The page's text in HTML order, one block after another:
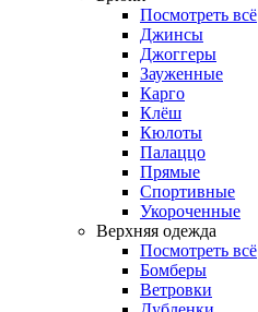
Посмотреть всё
Джинсы
Джоггеры
Зауженные
Карго
Клёш
Кюлоты
Палаццо
Прямые
Спортивные
Укороченные
Верхняя одежда
Посмотреть всё
Бомберы
Ветровки